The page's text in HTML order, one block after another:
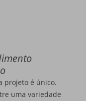
projeto é único.
uma variedade